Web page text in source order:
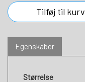
Tilføj til kurv
Egenskaber
Størrelse